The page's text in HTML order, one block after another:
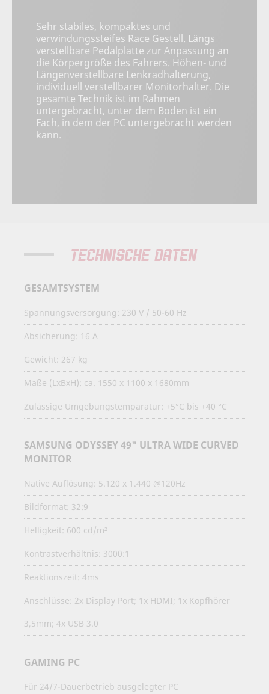
Sehr stabiles, kompaktes und
verwindungssteifes Race Gestell. Längs
verstellbare Pedalplatte zur Anpassung an
die Körpergröße des Fahrers. Höhen- und
Längenverstellbare Lenkradhalterung,
individuell verstellbarer Monitorhalter. Die
gesamte Technik ist im Rahmen
untergebracht, unter dem Boden ist ein
Fach, in dem der PC untergebracht werden
kann.
TECHNISCHE DATEN
GESAMTSYSTEM
Spannungsversorgung: 230 V / 50-60 Hz
Absicherung: 16 A
Gewicht: 267 kg
Maße (LxBxH): ca. 1550 x 1100 x 1680mm
Zulässige Umgebungstemparatur: +5°C bis +40 °C
SAMSUNG ODYSSEY 49" ULTRA WIDE CURVED
MONITOR
Native Auflösung: 5.120 x 1.440 @120Hz
Bildformat: 32:9
Helligkeit: 600 cd/m²
Kontrastverhältnis: 3000:1
Reaktionszeit: 4ms
Anschlüsse: 2x Display Port; 1x HDMI; 1x Kopfhörer
3,5mm; 4x USB 3.0
GAMING PC
Für 24/7-Dauerbetrieb ausgelegter PC